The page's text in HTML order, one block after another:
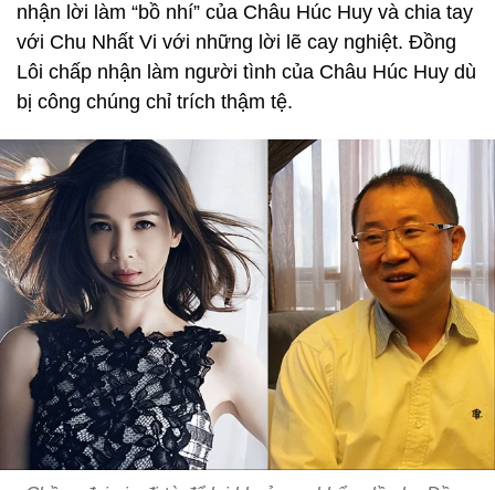
nhận lời làm “bồ nhí” của Châu Húc Huy và chia tay
với Chu Nhất Vi với những lời lẽ cay nghiệt. Đồng
Lôi chấp nhận làm người tình của Châu Húc Huy dù
bị công chúng chỉ trích thậm tệ.